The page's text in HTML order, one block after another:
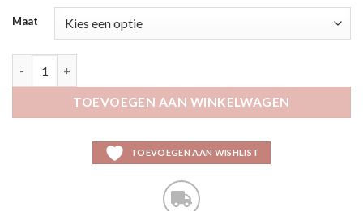
Maat
TOEVOEGEN AAN WINKELWAGEN
TOEVOEGEN AAN WISHLIST